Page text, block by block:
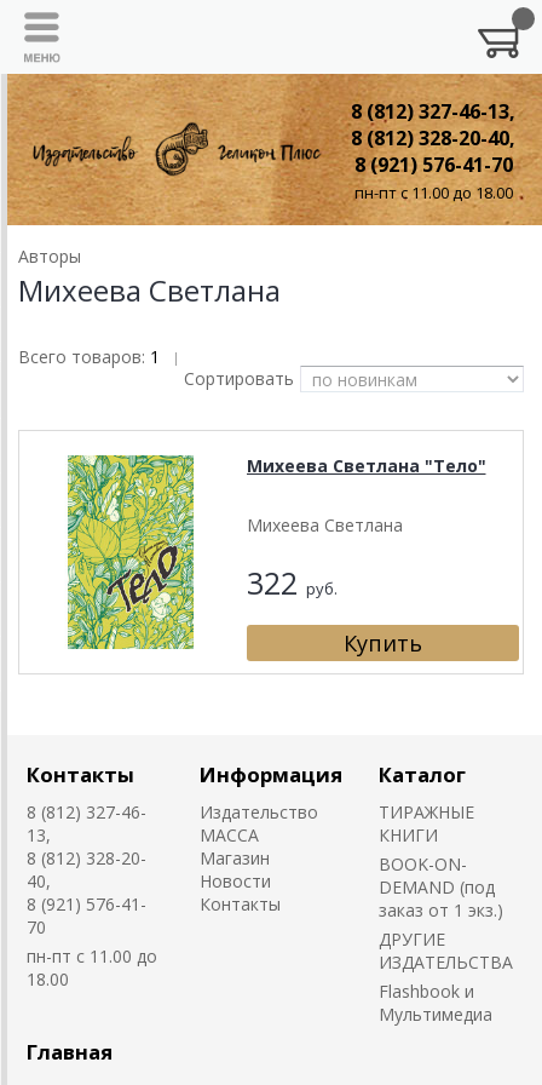
8 (812) 327-46-13,
8 (812) 328-20-40,
8 (921) 576-41-70
пн-пт с 11.00 до 18.00
Авторы
Михеева Светлана
Всего товаров: 1 |
Сортировать
Михеева Светлана "Тело"
Михеева Светлана
322 руб.
Контакты
8 (812) 327-46-
13,
8 (812) 328-20-
40,
8 (921) 576-41-
70
пн-пт с 11.00 до
18.00
Информация
Издательство
MACCA
Магазин
Новости
Контакты
Каталог
ТИРАЖНЫЕ
КНИГИ
BOOK-ON-
DEMAND (под
заказ от 1 экз.)
ДРУГИЕ
ИЗДАТЕЛЬСТВА
Flashbook и
Мультимедиа
Главная